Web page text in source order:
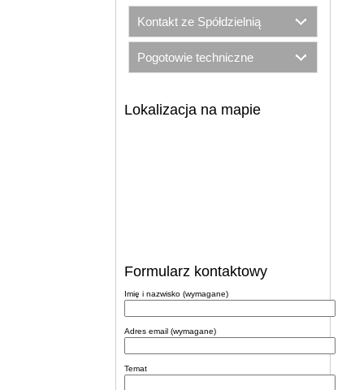
Kontakt ze Spółdzielnią
Pogotowie techniczne
Lokalizacja na mapie
Formularz kontaktowy
Imię i nazwisko (wymagane)
Adres email (wymagane)
Temat